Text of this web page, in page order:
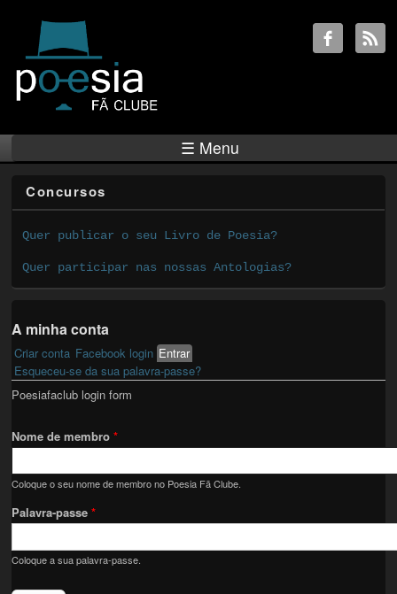
☰ Menu
Concursos
Quer publicar o seu Livro de Poesia?
Quer participar nas nossas Antologias?
A minha conta
Primary tabs
Criar conta Facebook login Entrar(active tab)
Esqueceu-se da sua palavra-passe?
Poesiafaclub login form
Nome de membro*
Coloque o seu nome de membro no Poesia Fã Clube.
Palavra-passe*
Coloque a sua palavra-passe.